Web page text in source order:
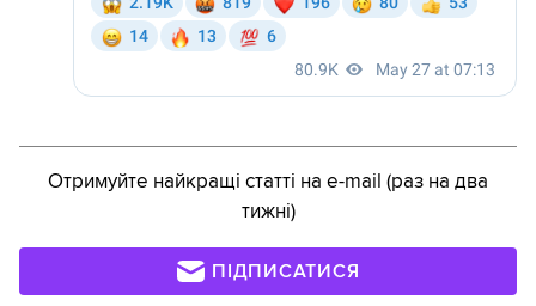
Отримуйте найкращі статті на e-mail (раз на два
тижні)
ПІДПИСАТИСЯ